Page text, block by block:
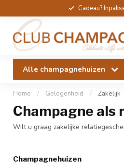
Cadeau?
Alle champagnehuizen
Home / Gelegenheid / Zakelijk
Champagne als
Wilt u graag zakelijke
Champagnehuizen